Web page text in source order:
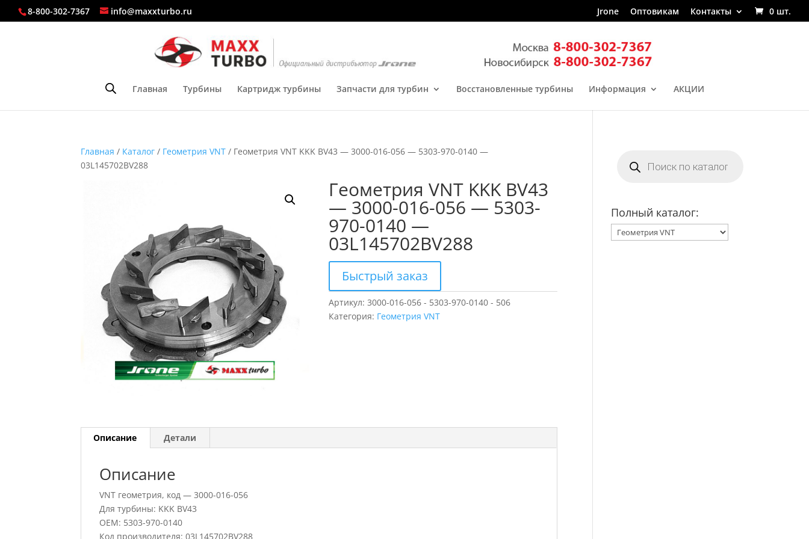
8-800-302-7367 info@maxxturbo.ru Jrone Оптовикам Контакты 0 шт.
Главная Турбины Картридж турбины Запчасти для турбин Восстановленные турбины Информация АКЦИИ
Главная / Каталог / Геометрия VNT / Геометрия VNT KKK BV43 — 3000-016-056 — 5303-970-0140 —
03L145702BV288
Геометрия VNT KKK BV43
— 3000-016-056 — 5303-
970-0140 —
03L145702BV288
Быстрый заказ
Артикул:3000-016-056 - 5303-970-0140 - 506
Категория: Геометрия VNT
Описание Детали
Описание
VNT геометрия, код — 3000-016-056
Для турбины: KKK BV43
OEM: 5303-970-0140
Код производителя: 03L145702BV288
товаров
Полный каталог: